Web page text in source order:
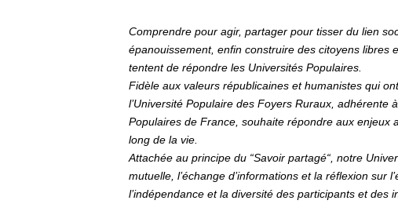
Comprendre pour agir, partager pour tisser du lien
épanouissement, enfin construire des citoyens libres
tentent de répondre les Universités Populaires.
Fidèle aux valeurs républicaines et humanistes qui
l’Université Populaire des Foyers Ruraux, adhérente
Populaires de France, souhaite répondre aux enjeux
long de la vie.
Attachée au principe du “Savoir partagé“, notre
mutuelle, l’échange d’informations et la réflexion sur
l’indépendance et la diversité des participants et